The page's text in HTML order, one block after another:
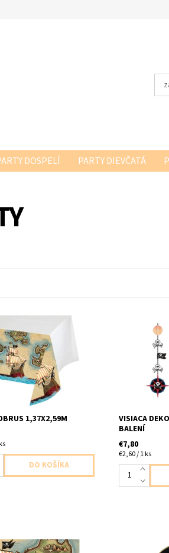
DOSPELÍ PARTY DIEVČATÁ
obrus pirat 1ks v baleni
1,37x2,59m
1,37X2,59M
papierova
balení dlzka
VISIACA
BALENÍ
€7,80
€2,60 / 1 ks